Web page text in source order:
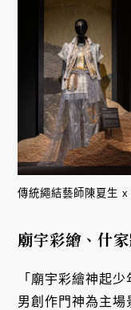
傳統繩結藝師陳夏生 x
廟宇彩繪、什
「廟宇彩繪神起
男創作門神為主場